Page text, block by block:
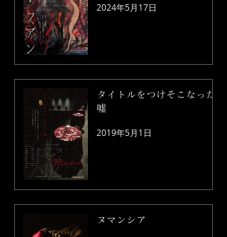
2024年5月17日
タイトルをつけそこなった
嘘
2019年5月1日
ヌマンシア